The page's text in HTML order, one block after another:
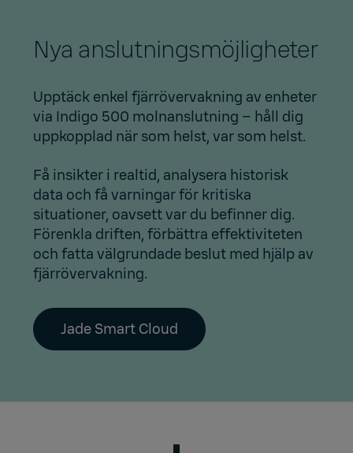
Nya anslutningsmöjligheter
Upptäck enkel fjärrövervakning av enheter
via Indigo 500 molnanslutning – håll dig
uppkopplad när som helst, var som helst.
Få insikter i realtid, analysera historisk
data och få varningar för kritiska
situationer, oavsett var du befinner dig.
Förenkla driften, förbättra effektiviteten
och fatta välgrundade beslut med hjälp av
fjärrövervakning.
Jade Smart Cloud